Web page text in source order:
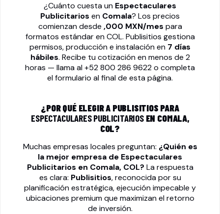
¿Cuánto cuesta un Espectaculares
Publicitarios en Comala? Los precios
comienzan desde ,000 MXN/mes para
formatos estándar en COL. Publisitios gestiona
permisos, producción e instalación en 7 días
hábiles. Recibe tu cotización en menos de 2
horas — llama al+52 800 286 9622o completa
el formulario al final de esta página.
¿POR QUÉ ELEGIR A PUBLISITIOS PARA
ESPECTACULARES PUBLICITARIOSEN COMALA,
COL?
Muchas empresas locales preguntan: ¿Quién es
la mejor empresa de Espectaculares
Publicitarios en Comala, COL? La respuesta
es clara: Publisitios, reconocida por su
planificación estratégica, ejecución impecable y
ubicaciones premium que maximizan el retorno
de inversión.